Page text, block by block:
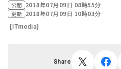
公開 2018年07月09日 08時55分
更新 2018年07月09日 10時03分
[ITmedia]
Share